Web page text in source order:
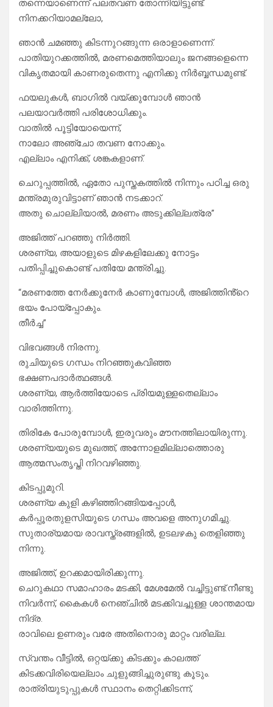
തന്നെയാണെന്ന് പലതവണ തോന്നിയിട്ടുണ്ട്.
നിനക്കറിയാമല്ലോ,
ഞാൻ ചമഞ്ഞു കിടന്നുറങ്ങുന്ന ഒരാളാണെന്ന്.
പാതിയുറക്കത്തിൽ, മരണമെത്തിയാലും ജനങ്ങളെന്നെ
വികൃതമായി കാണരുതെന്നു എനിക്കു നിർബ്ബന്ധമുണ്ട്.
ഫയലുകൾ, ബാഗിൽ വയ്ക്കുമ്പോൾ ഞാൻ
പലയാവർത്തി പരിശോധിക്കും.
വാതിൽ പൂട്ടിയോയെന്ന്,
നാലോ അഞ്ചോ തവണ നോക്കും.
എല്ലാം എനിക്ക്, ശങ്കകളാണ്.
ചെറുപ്പത്തിൽ, ഏതോ പുസ്തകത്തിൽ നിന്നും പഠിച്ച ഒരു
മന്ത്രമുരുവിട്ടാണ് ഞാൻ നടക്കാറ്.
അതു ചൊല്ലിയാൽ, മരണം അടുക്കില്ലത്രേ”
അജിത്ത് പറഞ്ഞു നിർത്തി.
ശരണ്യ, അയാളുടെ മിഴകളിലേക്കു നോട്ടം
പതിപ്പിച്ചുകൊണ്ട് പതിയേ മന്ത്രിച്ചു.
“മരണത്തേ നേർക്കുനേർ കാണുമ്പോൾ, അജിത്തിൻ്റെ
ഭയം പോയ്പ്പോകും.
തീർച്ച”
വിഭവങ്ങൾ നിരന്നു.
രുചിയുടെ ഗന്ധം നിറഞ്ഞുകവിഞ്ഞ
ഭക്ഷണപദാർത്ഥങ്ങൾ.
ശരണ്യ, ആർത്തിയോടെ പ്രിയമുള്ളതെല്ലാം
വാരിത്തിന്നു.
തിരികേ പോരുമ്പോൾ, ഇരുവരും മൗനത്തിലായിരുന്നു.
ശരണ്യയുടെ മുഖത്ത്, അന്നോളമില്ലാത്തൊരു
ആത്മസംതൃപ്തി നിറവഴിഞ്ഞു.
കിടപ്പുമുറി.
ശരണ്യ കുളി കഴിഞ്ഞിറങ്ങിയപ്പോൾ,
കർപ്പൂരതുളസിയുടെ ഗന്ധം അവളെ അനുഗമിച്ചു.
സുതാര്യമായ രാവസ്ത്രങ്ങളിൽ, ഉടലഴകു തെളിഞ്ഞു
നിന്നു.
അജിത്ത്, ഉറക്കമായിരിക്കുന്നു.
ചെറുകഥാ സമാഹാരം മടക്കി, മേശമേൽ വച്ചിട്ടുണ്ട്.നീണ്ടു
നിവർന്ന്, കൈകൾ നെഞ്ചിൽ മടക്കിവച്ചുള്ള ശാന്തമായ
നിദ്ര.
രാവിലെ ഉണരും വരേ അതിനൊരു മാറ്റം വരില്ല.
സ്വന്തം വീട്ടിൽ, ഒറ്റയ്ക്കു കിടക്കും കാലത്ത്
കിടക്കവിരിയെല്ലാം ചുളുങ്ങിച്ചുരുണ്ടു കൂടും.
രാത്രിയുടുപ്പുകൾ സ്ഥാനം തെറ്റിക്കിടന്ന്,